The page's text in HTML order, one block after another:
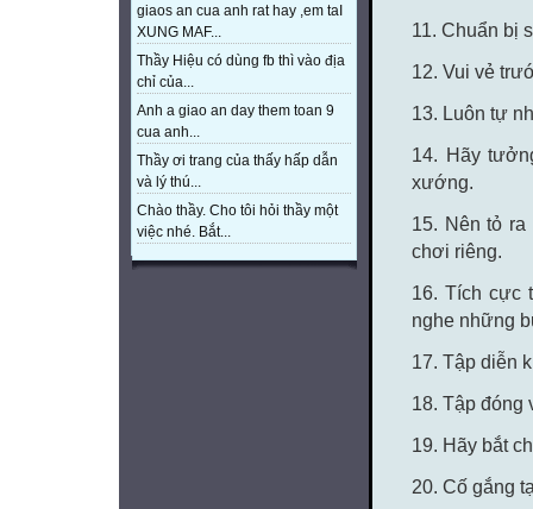
giaos an cua anh rat hay ,em taI
XUNG MAF...
Thầy Hiệu có dùng fb thì vào địa
chỉ của...
Anh a giao an day them toan 9
cua anh...
Thầy ơi trang của thấy hấp dẫn
và lý thú...
Chào thầy. Cho tôi hỏi thầy một
việc nhé. Bắt...
11. Chuẩn bị
12. Vui vẻ
13. Luôn tự
14. Hãy
xướng.
15. Nên tỏ
chơi riêng.
16. Tích cực
nghe những
17. Tập diễn
18. Tập đóng
19. Hãy bắt
20. Cố gắng